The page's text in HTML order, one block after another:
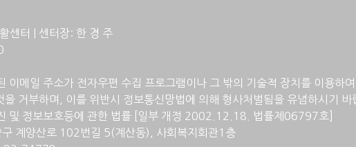
센터 | 센터장: 한 경 주
메일 주소가 전자우편 수집 프로그램이나 그 밖의 기술적 장치를 이용하여
거부하며, 이를 위반시 정보통신망법에 의해 형사처벌됨을 유념하시기 바
및 정보보호등에 관한 법률 [일부 개정 2002.12.18. 법률제06797호]
계양산로 102번길 5(계산동), 사회복지회관1층